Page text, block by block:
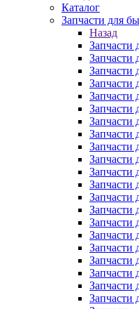
Каталог
Запчасти для
Назад
Запчасти
Запчасти
Запчасти
Запчасти
Запчасти
Запчасти
Запчасти
Запчасти
Запчасти
Запчасти
Запчасти
Запчасти
Запчасти
Запчасти
Запчасти
Запчасти
Запчасти
Запчасти
Запчасти
Запчасти
Запчасти